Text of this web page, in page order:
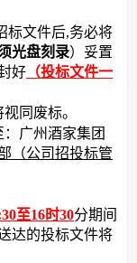
标文件后,务必将
光盘刻录）妥置
好 （投标文件一
同废标。
广州酒家集团
（公司招投标管
至16时30分期间
达的投标文件将